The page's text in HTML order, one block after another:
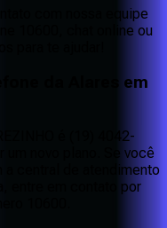
com nossa equipe
10600, chat online ou
para te ajudar!
da Alares em
é (19) 4042-
novo plano. Se você
central de atendimento
entre em contato por
10600.